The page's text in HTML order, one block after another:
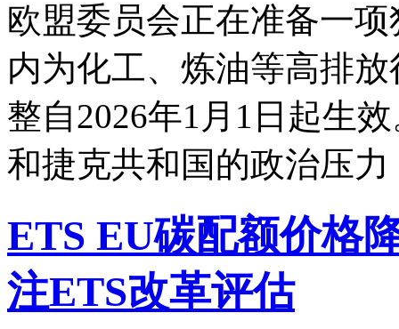
欧盟委员会正在准备一
内为化工、炼油等高排
整自2026年1月1日起生
和捷克共和国的政治压
ETS EU碳配额价格
注ETS改革评估